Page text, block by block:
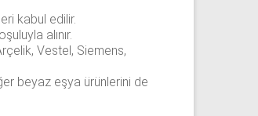
kabul edilir.
alınır.
Vestel, Siemens,
beyaz eşya ürünlerini de